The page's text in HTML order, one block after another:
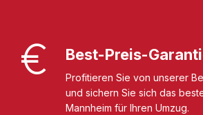
Best-Preis-
Profitieren Sie von unserer
und sichern Sie sich das
Mannheim für Ihren Umzug.